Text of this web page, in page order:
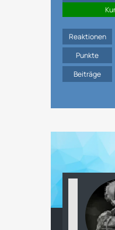
Reaktionen
Punkte
Beiträge